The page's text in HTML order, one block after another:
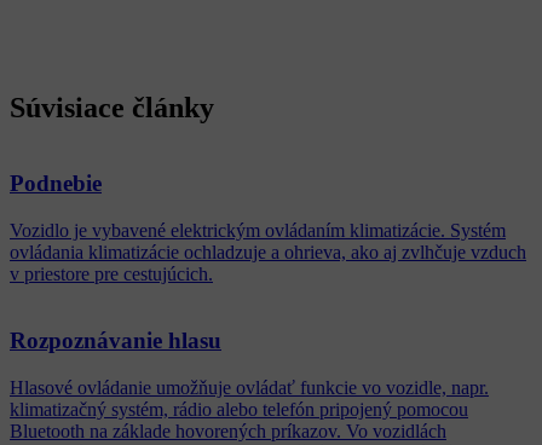
Súvisiace články
Podnebie
Vozidlo je vybavené elektrickým ovládaním klimatizácie. Systém
ovládania klimatizácie ochladzuje a ohrieva, ako aj zvlhčuje vzduch
v priestore pre cestujúcich.
Rozpoznávanie hlasu
Hlasové ovládanie umožňuje ovládať funkcie vo vozidle, napr.
klimatizačný systém, rádio alebo telefón pripojený pomocou
Bluetooth na základe hovorených príkazov. Vo vozidlách